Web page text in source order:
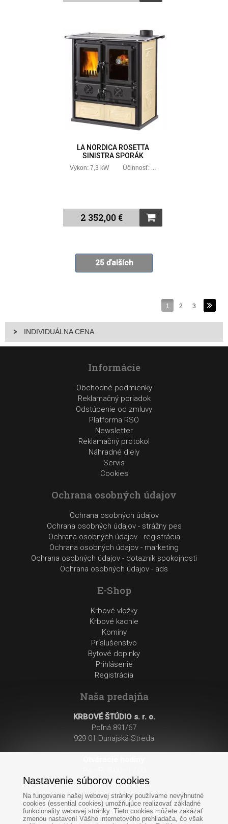
LA NORDICA ROSETTA
SINISTRA SPORÁK
Výkon: 7,3 kW Účinnosť: ...
2 352,00 €
25 ďalších
1 2 3
INDIVIDUÁLNA CENA
Informácie
Obchodné podmienky
Reklamačný poriadok
Odstúpenie od zmluvy
Platforma RSO
Newsletter
Reklamačný protokol
Náhradné diely
Servis
Cookies
Ochrana osobných údajov
Ochrana osobných údajov
Ochrana osobných údajov - strážny pes
Ochrana osobných údajov - registrácia
Ochrana osobných údajov - marketing
Ochrana osobných údajov - dotaznik spokojnosti
Ochrana osobných údajov - ads
E-Shop
Krbové vložky
Krbové kachle
Komíny
Príslušenstvo
Bytové doplnky
Prihlásenie
Registrácia
Naša predajňa
KRBOVÉ ŠTÚDIO s. r. o.
Poľná 891/67
929 01 Dunajská Streda
So: 8:00 - 12:00
Nastavenie súborov cookies
Na fungovanie našej webovej stránky používame nevyhnutné
cookies (essential cookies) umožňujúce realizovať základné
funkcionality webovej stránky. Tieto cookies môžete zakázať
zmenou nastavení Vášho internetového prehliadača, čo však